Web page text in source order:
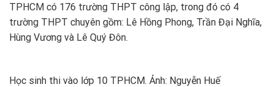
TPHCM có 176 trường THPT công lập, trong đó có 4
trường THPT chuyên gồm: Lê Hồng Phong, Trần Đại Nghĩa,
Hùng Vương và Lê Quý Đôn.
Học sinh thi vào lớp 10 TPHCM. Ảnh: Nguyễn Huế